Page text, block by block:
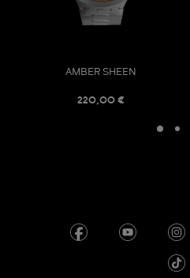
AMBER SHEEN
220,00 €